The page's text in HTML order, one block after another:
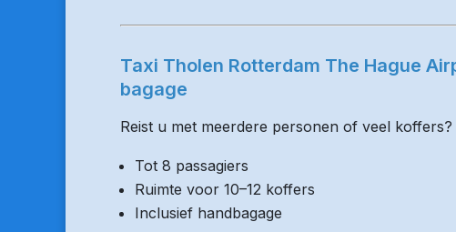
Taxi Tholen Rotterdam The Hague
bagage
Reist u met meerdere personen of veel
Tot 8 passagiers
Ruimte voor 10–12 koffers
Inclusief handbagage